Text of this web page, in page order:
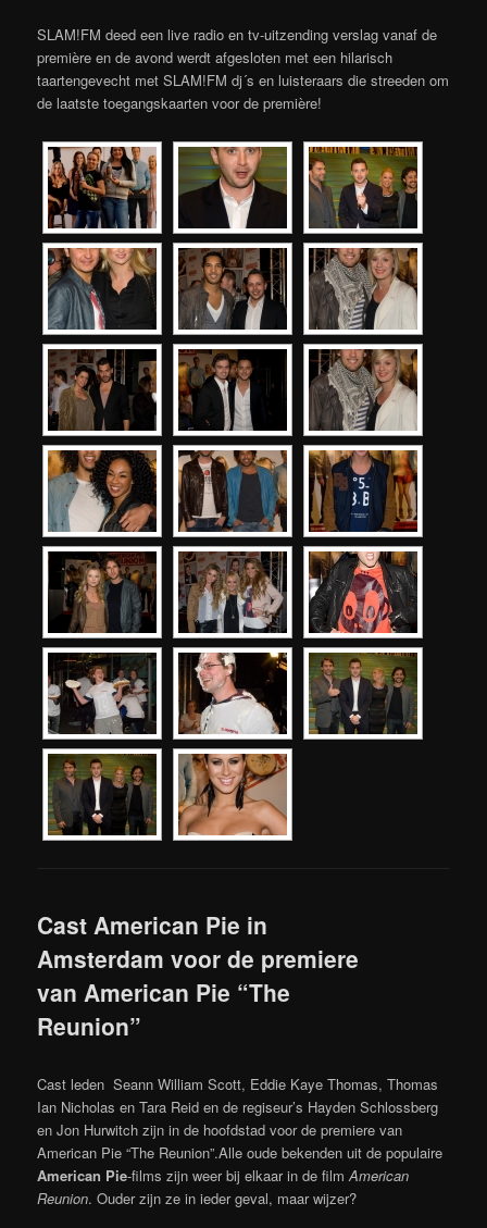
SLAM!FM deed een live radio en tv-uitzending verslag vanaf de
première en de avond werdt afgesloten met een hilarisch
taartengevecht met SLAM!FM dj´s en luisteraars die streeden om
de laatste toegangskaarten voor de première!
Cast American Pie in
Amsterdam voor de premiere
van American Pie “The
Reunion”
Cast leden Seann William Scott, Eddie Kaye Thomas, Thomas
Ian Nicholas en Tara Reid en de regiseur’s Hayden Schlossberg
en Jon Hurwitch zijn in de hoofdstad voor de premiere van
American Pie “The Reunion”.Alle oude bekenden uit de populaire
American Pie-films zijn weer bij elkaar in de filmAmerican
Reunion. Ouder zijn ze in ieder geval, maar wijzer?